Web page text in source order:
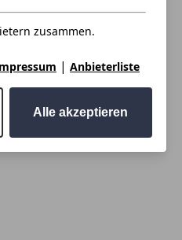
zusammen.
| Anbieterliste
Alle akzeptieren